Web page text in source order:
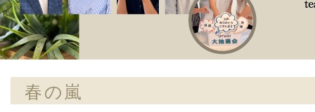
春の嵐